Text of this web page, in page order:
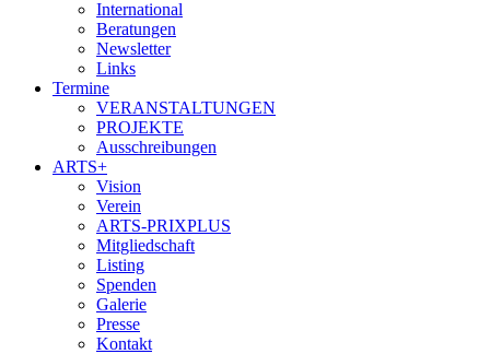
International
Beratungen
Newsletter
Links
Termine
VERANSTALTUNGEN
PROJEKTE
Ausschreibungen
ARTS+
Vision
Verein
ARTS-PRIXPLUS
Mitgliedschaft
Listing
Spenden
Galerie
Presse
Kontakt